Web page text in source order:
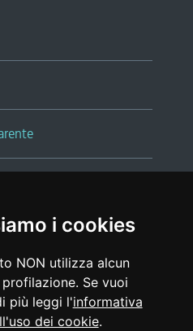
i cookies
NON utilizza alcun
Se vuoi
più leggi l'informativa
dei cookie.
|glossario
policy
|feedback